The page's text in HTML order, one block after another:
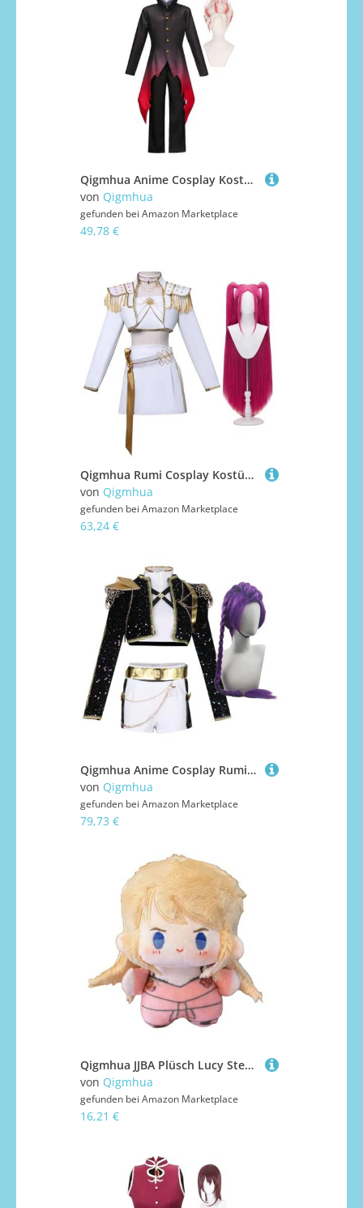
Qigmhua Anime Cosplay Kostüm Okarun - Anime Männer Halloween Kostüm Takakura Ken Cosplay Uniforme Spezial-Plus-Stil Caprihose/Hosen Ver.
von Qigmhua
gefunden bei Amazon Marketplace
49,78 €
Qigmhua Rumi Cosplay Kostüm Mira/Zoey Anzug Anime Cosplay Damen Kleid Weißer Stil Uniform Halloween Idol-Outfits Komplette Sets
von Qigmhua
gefunden bei Amazon Marketplace
63,24 €
Qigmhua Anime Cosplay Rumi/Mira/Zoey Kostüm Mit Zubehör Anime Halloween Kostüm für Frauen Cosplay Schwarz und Goldfarben Kleid
von Qigmhua
gefunden bei Amazon Marketplace
79,73 €
Qigmhua JJBA Plüsch Lucy Steel Anime Mini Figur Lucy Steel Kissenanhänger Niedliches Gefüllt Schlüsselanhänger Schlafzimmer Ornamente 10cm
von Qigmhua
gefunden bei Amazon Marketplace
16,21 €